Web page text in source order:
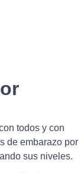
todos y con
de embarazo por
sus niveles.